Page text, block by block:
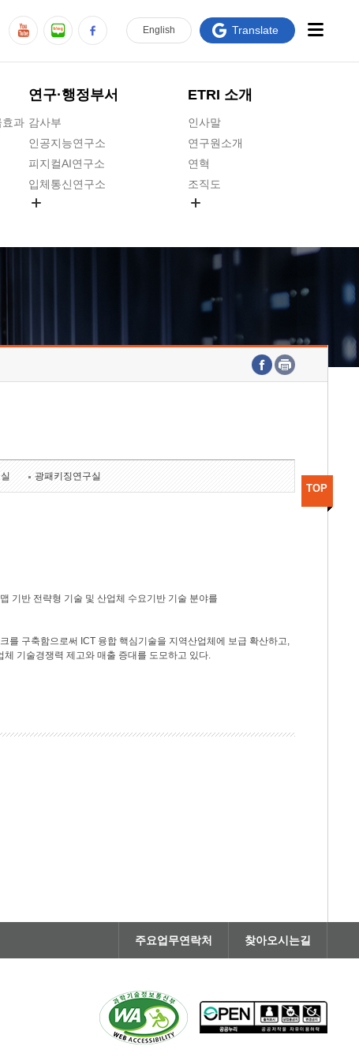
과
연구·행정부서
감사부
인공지능연구소
피지컬AI연구소
입체통신연구소
호남권연구본부
기획본부
ETRI 소개
인사말
연구원소개
연혁
조직도
연구원 고객헌장
주요업무연락처
English Translate
광패키징연구실
기반 전략형 기술 및 산업체 수요기반 기술 분야를
를 구축함으로써 ICT 융합 핵심기술을 지역산업체에 보급 확산하고,
기술경쟁력 제고와 매출 증대를 도모하고 있다.
TOP
주요업무연락처 찾아오시는길